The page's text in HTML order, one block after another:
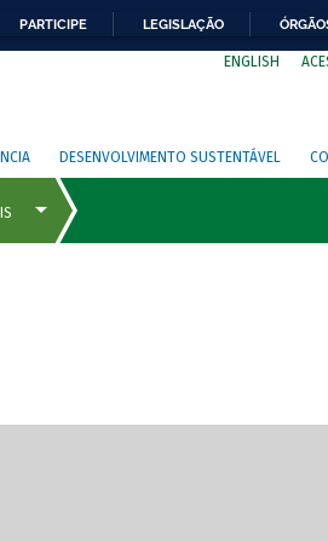
PARTICIPE LEGISLAÇÃO
ENGLISH
DESENVOLVIMENTO SUSTENTÁVEL
de